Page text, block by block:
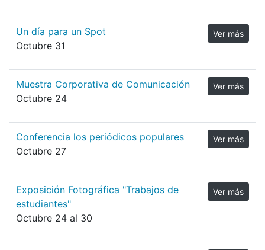
Un día para un Spot
Octubre 31
Ver más
Muestra Corporativa de Comunicación
Octubre 24
Ver más
Conferencia los periódicos populares
Octubre 27
Ver más
Exposición Fotográfica "Trabajos de
estudiantes"
Octubre 24 al 30
Ver más